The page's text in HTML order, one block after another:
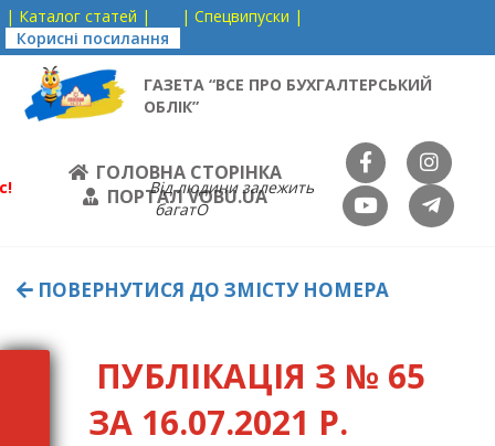
| Каталог статей |
| Спецвипуски |
Корисні посилання
ГАЗЕТА “ВСЕ ПРО БУХГАЛТЕРСЬКИЙ
ОБЛІК”
ГОЛОВНА СТОРІНКА
ПОРТАЛ VOBU.UA
Від людини залежить
багатО
ПОВЕРНУТИСЯ ДО ЗМІСТУ НОМЕРА
ПУБЛІКАЦІЯ З № 65
ЗА 16.07.2021 Р.